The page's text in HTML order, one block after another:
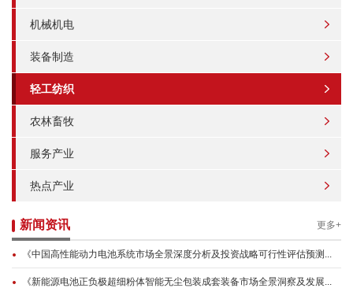
机械机电
装备制造
轻工纺织
农林畜牧
服务产业
热点产业
新闻资讯 更多+
《中国高性能动力电池系统市场全景深度分析及投资战略可行性评估预测...
《新能源电池正负极超细粉体智能无尘包装成套装备市场全景洞察及发展...